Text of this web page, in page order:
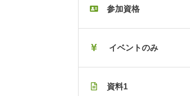
参加資格
イベントのみ
資料1